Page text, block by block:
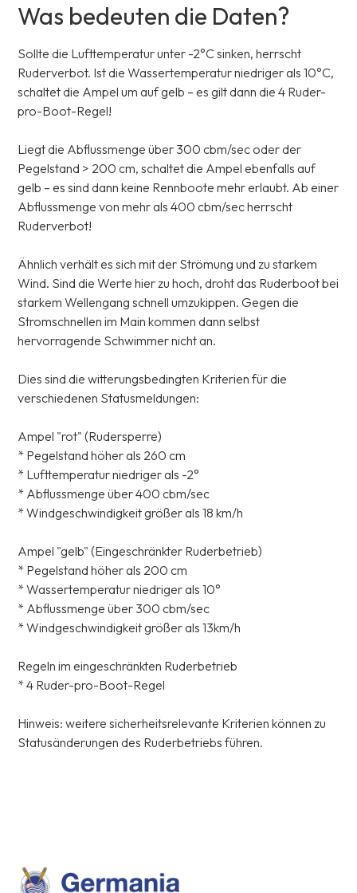
Was bedeuten die Daten?
Sollte die Lufttemperatur unter -2°C sinken, herrscht
Ruderverbot. Ist die Wassertemperatur niedriger als 10°C,
schaltet die Ampel um auf gelb – es gilt dann die 4 Ruder-
pro-Boot-Regel!
Liegt die Abflussmenge über 300 cbm/sec oder der
Pegelstand > 200 cm, schaltet die Ampel ebenfalls auf
gelb – es sind dann keine Rennboote mehr erlaubt. Ab einer
Abflussmenge von mehr als 400 cbm/sec herrscht
Ruderverbot!
Ähnlich verhält es sich mit der Strömung und zu starkem
Wind. Sind die Werte hier zu hoch, droht das Ruderboot bei
starkem Wellengang schnell umzukippen. Gegen die
Stromschnellen im Main kommen dann selbst
hervorragende Schwimmer nicht an.
Dies sind die witterungsbedingten Kriterien für die
verschiedenen Statusmeldungen:
Ampel "rot" (Rudersperre)
* Pegelstand höher als 260 cm
* Lufttemperatur niedriger als -2°
* Abflussmenge über 400 cbm/sec
* Windgeschwindigkeit größer als 18 km/h
Ampel "gelb" (Eingeschränkter Ruderbetrieb)
* Pegelstand höher als 200 cm
* Wassertemperatur niedriger als 10°
* Abflussmenge über 300 cbm/sec
* Windgeschwindigkeit größer als 13km/h
Regeln im eingeschränkten Ruderbetrieb
* 4 Ruder-pro-Boot-Regel
Hinweis: weitere sicherheitsrelevante Kriterien können zu
Statusänderungen des Ruderbetriebs führen.